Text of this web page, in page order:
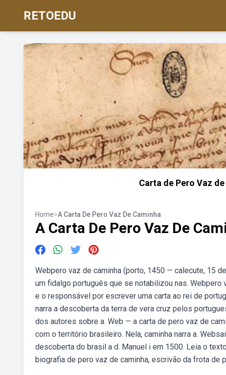
RETOEDU
Carta de Pero Vaz
Home>A Carta De Pero Vaz De Caminha
A Carta De Pero Vaz De
Webpero vaz de caminha (porto, 1450 — calecute, 15
um fidalgo português que se notabilizou nas.
e o responsável por escrever uma carta ao rei de
narra a descoberta da terra de vera cruz pelos
dos autores sobre a. Web — a carta de pero vaz de
com o território brasileiro. Nela, caminha narra a.
descoberta do brasil a d. Manuel i em 1500. Leia o
biografia de pero vaz de caminha, escrivão da frota de